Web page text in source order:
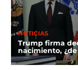
NOTICIAS
Trump firma
nacimiento,